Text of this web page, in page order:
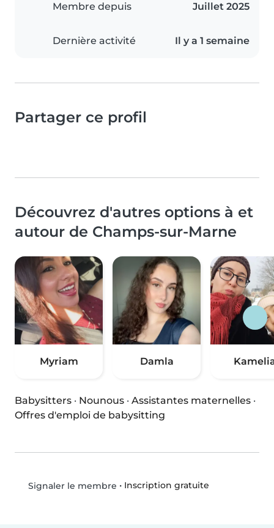
Membre depuis Juillet 2025
Dernière activité Il y a 1 semaine
Partager ce profil
Découvrez d'autres options à et
autour de Champs-sur-Marne
Myriam Damla
Babysitters · Nounous · Assistantes maternelles ·
Offres d'emploi de babysitting
Signaler le membre • Inscription gratuite